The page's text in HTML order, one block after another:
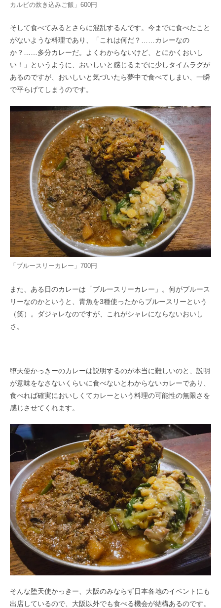
カルビの炊き込みご飯」600円
そして食べてみるとさらに混乱するんです。今までに食べたこと
がないような料理であり、「これは何だ？……カレーなの
か？……多分カレーだ。よくわからないけど、とにかくおいし
い！」というように、おいしいと感じるまでに少しタイムラグが
あるのですが、おいしいと気づいたら夢中で食べてしまい、一瞬
で平らげてしまうのです。
「ブルースリーカレー」700円
また、ある日のカレーは「ブルースリーカレー」。何がブルース
リーなのかというと、青魚を3種使ったからブルースリーという
（笑）。ダジャレなのですが、これがシャレにならないおいし
さ。
堕天使かっきーのカレーは説明するのが本当に難しいのと、説明
が意味をなさないくらいに食べないとわからないカレーであり、
食べれば確実においしくてカレーという料理の可能性の無限さを
感じさせてくれます。
そんな堕天使かっきー、大阪のみならず日本各地のイベントにも
出店しているので、大阪以外でも食べる機会が結構あるのです。